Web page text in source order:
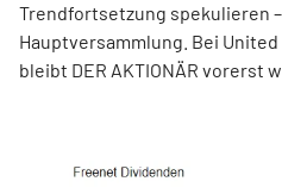
Trendfortsetzung spekulieren
Hauptversammlung. Bei
bleibt DER AKTIONÄR vorerst